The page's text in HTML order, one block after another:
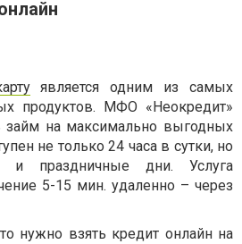
является одним из самых
продуктов. МФО «Неокредит»
займ на максимально выгодных
не только 24 часа в сутки, но
праздничные дни. Услуга
5-15 мин. удаленно – через
нужно взять кредит онлайн на